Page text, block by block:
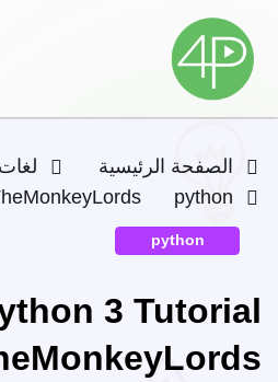
الصفحة الرئيسية
python
python
3 Tutorial